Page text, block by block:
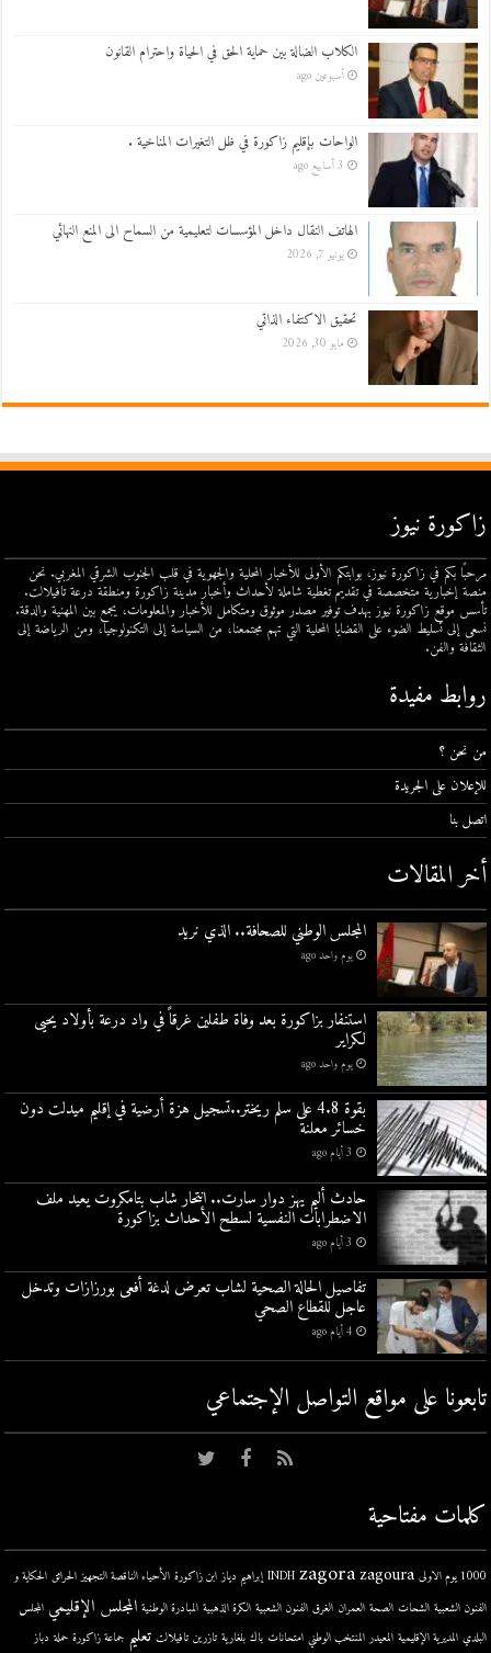
الكلاب الضالة بين حماية الحق في الحياة واحترام القانون
أسبوعين ago
الواحات بإقليم زاكورة في ظل التغيرات المناخية .
3 أسابيع ago
الهاتف النقال داخل المؤسسات لتعليمية من السماح الى المنع النهائي
يونيو 7, 2026
تحقيق الاكتفاء الذاتي
مايو 30, 2026
زاكورة نيوز
مرحبًا بكم في زاكورة نيوز، بوابتكم الأولى للأخبار المحلية والجهوية في قلب الجنوب الشرقي المغربي. نحن
منصة إخبارية متخصصة في تقديم تغطية شاملة لأحداث وأخبار مدينة زاكورة ومنطقة درعة تافيلالت.
تأسس موقع زاكورة نيوز بهدف توفير مصدر موثوق ومتكامل للأخبار والمعلومات، يجمع بين المهنية والدقة.
نسعى إلى تسليط الضوء على القضايا المحلية التي تهم مجتمعنا، من السياسة إلى التكنولوجيا، ومن الرياضة إلى
الثقافة والفن.
روابط مفيدة
من نحن ؟
للإعلان على الجريدة
اتصل بنا
أخر المقالات
المجلس الوطني للصحافة.. الذي نريد
يوم واحد ago
استنفار بزاكورة بعد وفاة طفلين غرقاً في واد درعة بأولاد يحيى
لكراير
يوم واحد ago
بقوة 4.8 على سلم ريختر..تسجيل هزة أرضية في إقليم ميدلت دون
خسائر معلنة
3 أيام ago
حادث أليم يهز دوار سارت.. انتحار شاب بتامكروت يعيد ملف
الاضطرابات النفسية لسطح الأحداث بزاكورة
3 أيام ago
تفاصيل الحالة الصحية لشاب تعرض لدغة أفعى بورزازات وتدخل
عاجل للقطاع الصحي
4 أيام ago
تابعونا على مواقع التواصل اﻹجتماعي
كلمات مفتاحية
1000 يوم الاولى INDH zagora zagoura إبراهيم دياز ابن زاكورة الأحياء الناقصة التجهيز الحرائق الحكاية و
الفنون الشعبية الشحات الصحة العمران الغرق الفنون الشعبية الكرة الذهبية المبادرة الوطنية المجلس الإقليمي المجلس
البلدي المديرية الإقليمية المعيدر المنتخب الوطني امتحانات باك بلغارية تازرين تافيلالت تعليم جماعة زاكورة حملة دباز